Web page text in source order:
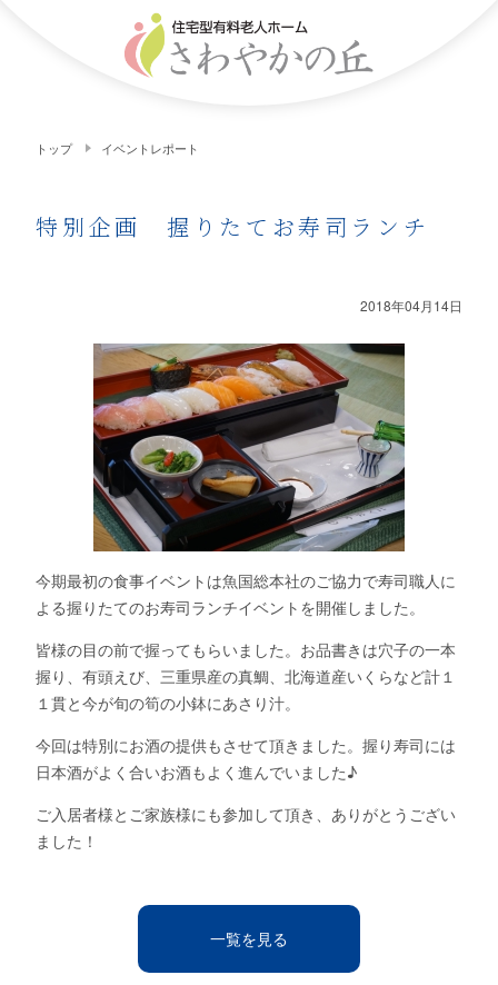
トップ イベントレポート
特別企画 握りたてお寿司ランチ
2018年04月14日
今期最初の食事イベントは魚国総本社のご協力で寿司職人に
よる握りたてのお寿司ランチイベントを開催しました。
皆様の目の前で握ってもらいました。お品書きは穴子の一本
握り、有頭えび、三重県産の真鯛、北海道産いくらなど計１
１貫と今が旬の筍の小鉢にあさり汁。
今回は特別にお酒の提供もさせて頂きました。握り寿司には
日本酒がよく合いお酒もよく進んでいました♪
ご入居者様とご家族様にも参加して頂き、ありがとうござい
ました！
一覧を見る